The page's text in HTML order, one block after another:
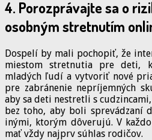
4. Porozprávajte sa o
osobným stretnutím
Dospelí by mali pochopiť, že
miestom stretnutia pre deti,
mladých ľudí a vytvoriť nové
pre zabránenie nepríjemných
aby sa deti nestretli s
bez toho, aby boli sprevádzaní
inými, ktorým dôverujú. V
mať vždy najprv súhlas rodičov.